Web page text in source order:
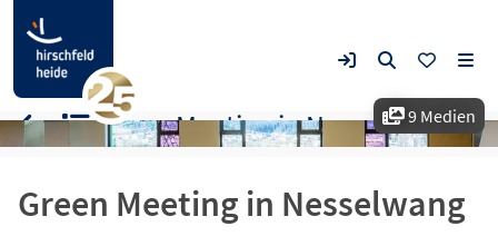
9 Medien
Green Meeting in Nesselwang
Green Meeting in Nesselwang